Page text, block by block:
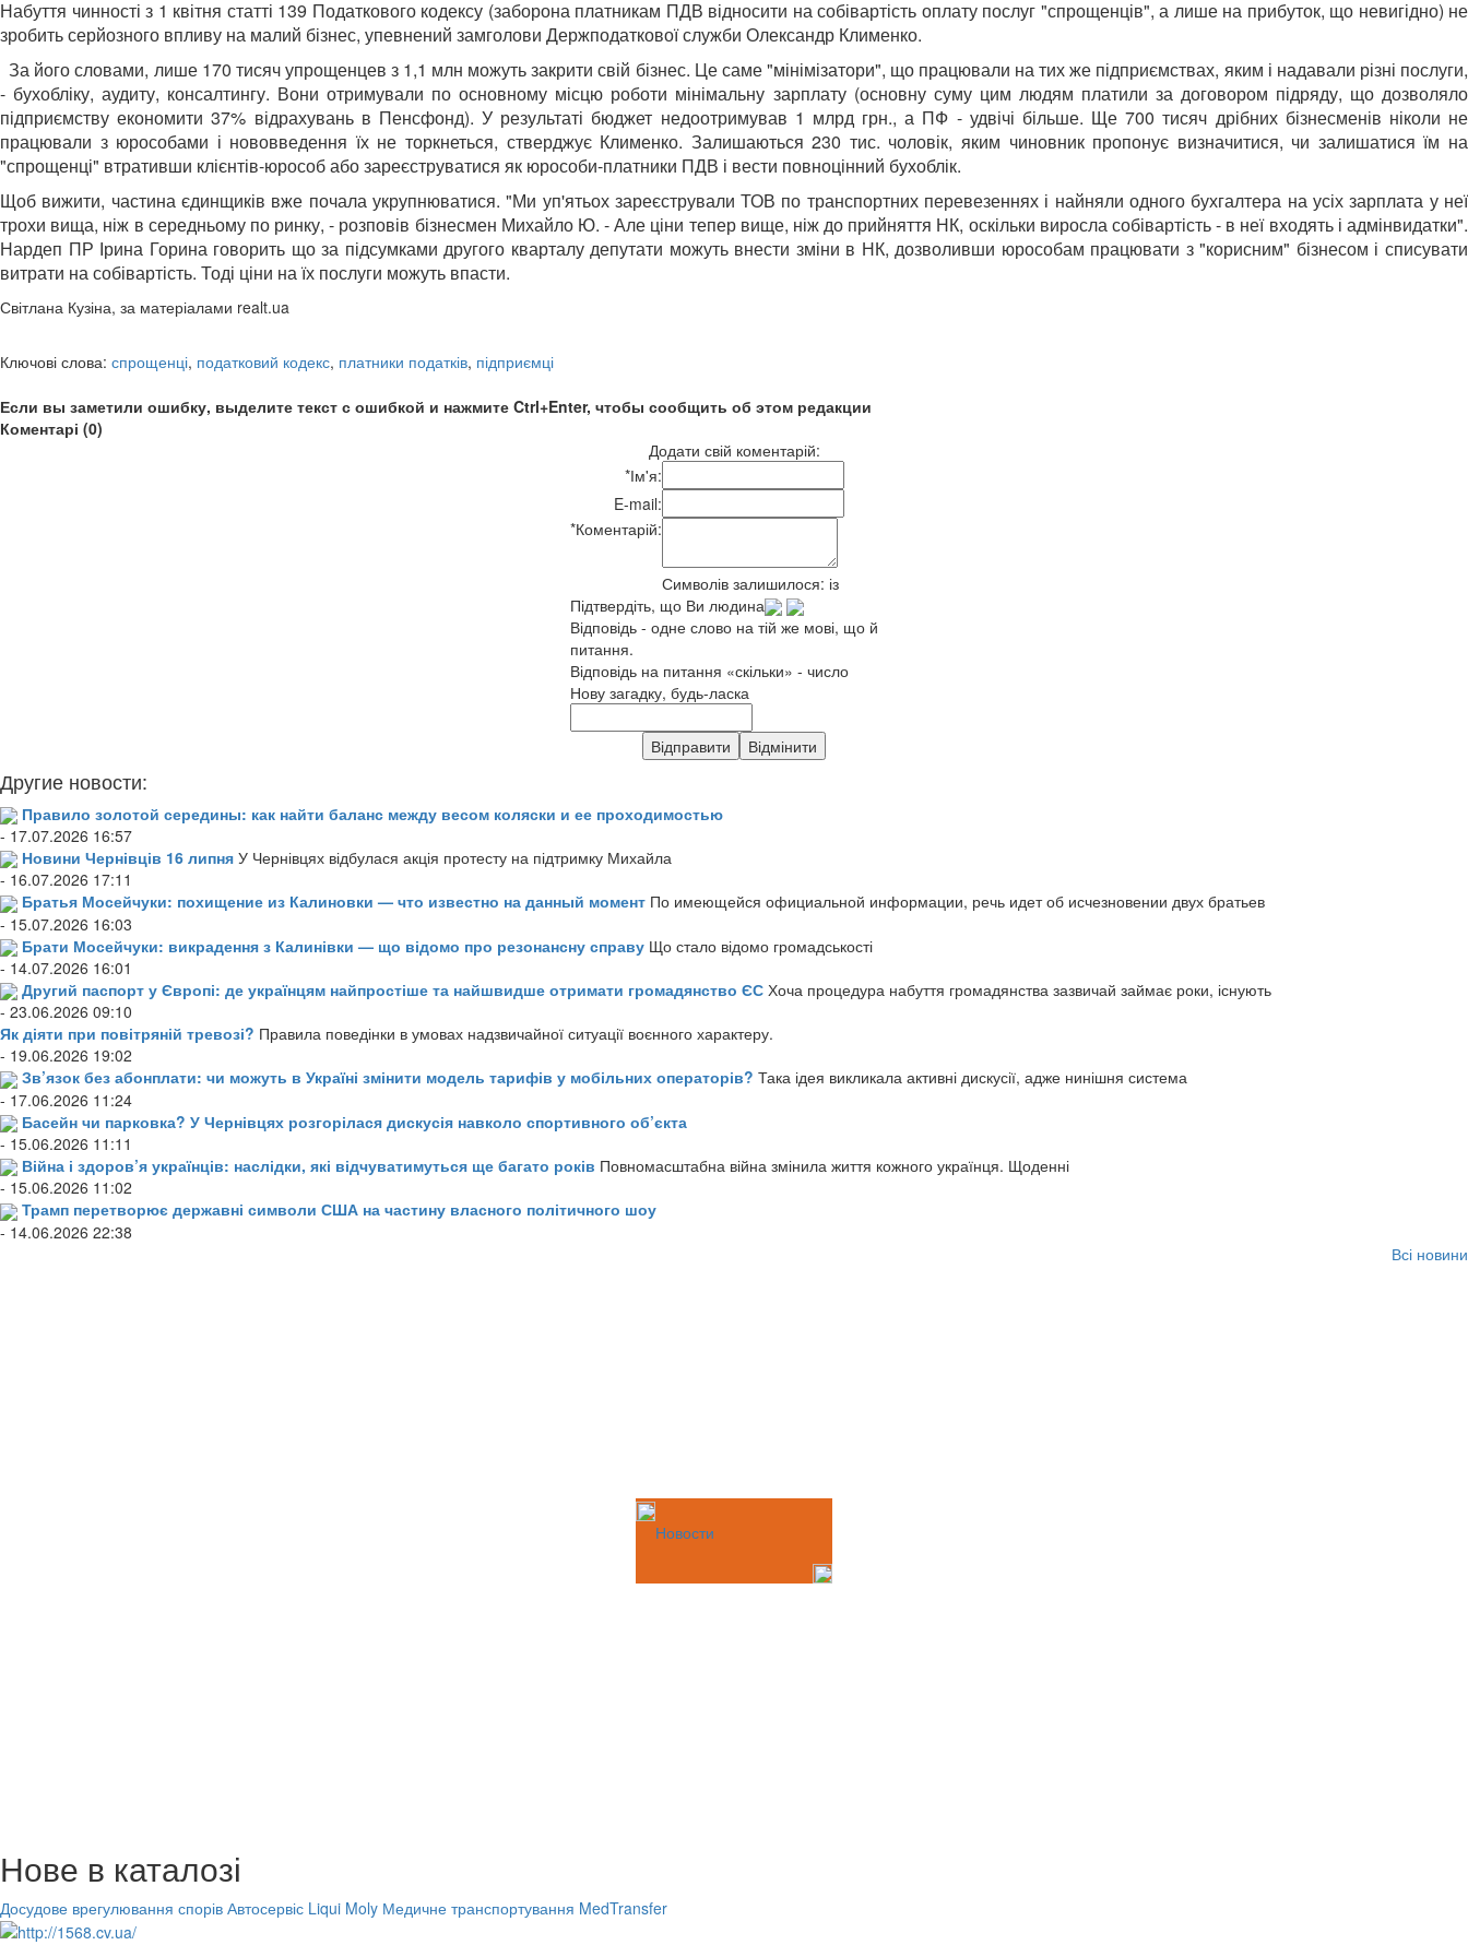
Набуття чинності з 1 квітня статті 139 Податкового кодексу (заборона платникам ПДВ відносити на собівартість оплату послуг "спрощенців", а лише на прибуток, що невигідно) не
зробить серйозного впливу на малий бізнес, упевнений замголови Держподаткової служби Олександр Клименко.
За його словами, лише 170 тисяч упрощенцев з 1,1 млн можуть закрити свій бізнес. Це саме "мінімізатори", що працювали на тих же підприємствах, яким і надавали різні послуги,
- бухобліку, аудиту, консалтингу. Вони отримували по основному місцю роботи мінімальну зарплату (основну суму цим людям платили за договором підряду, що дозволяло
підприємству економити 37% відрахувань в Пенсфонд). У результаті бюджет недоотримував 1 млрд грн., а ПФ - удвічі більше. Ще 700 тисяч дрібних бізнесменів ніколи не
працювали з юрособами і нововведення їх не торкнеться, стверджує Клименко. Залишаються 230 тис. чоловік, яким чиновник пропонує визначитися, чи залишатися їм на
"спрощенці" втративши клієнтів-юрособ або зареєструватися як юрособи-платники ПДВ і вести повноцінний бухоблік.
Щоб вижити, частина єдинщиків вже почала укрупнюватися. "Ми уп'ятьох зареєстрували ТОВ по транспортних перевезеннях і найняли одного бухгалтера на усіх зарплата у неї
трохи вища, ніж в середньому по ринку, - розповів бізнесмен Михайло Ю. - Але ціни тепер вище, ніж до прийняття НК, оскільки виросла собівартість - в неї входять і адмінвидатки".
Нардеп ПР Ірина Горина говорить що за підсумками другого кварталу депутати можуть внести зміни в НК, дозволивши юрособам працювати з "корисним" бізнесом і списувати
витрати на собівартість. Тоді ціни на їх послуги можуть впасти.
Світлана Кузіна, за матеріалами realt.ua
Ключові слова: спрощенці, податковий кодекс, платники податків, підприємці
Если вы заметили ошибку, выделите текст с ошибкой и нажмите Ctrl+Enter, чтобы сообщить об этом редакции
Коментарі (0)
Додати свій коментарій:
*Ім'я:
E-mail:
*Коментарій:
Символів залишилося: із
Підтвердіть, що Ви людина
Відповідь - одне слово на тій же мові, що й
питання.
Відповідь на питання «скільки» - число
Нову загадку, будь-ласка
Другие новости:
Правило золотой середины: как найти баланс между весом коляски и ее проходимостью
- 17.07.2026 16:57
Новини Чернівців 16 липня У Чернівцях відбулася акція протесту на підтримку Михайла
- 16.07.2026 17:11
Братья Мосейчуки: похищение из Калиновки — что известно на данный момент По имеющейся официальной информации, речь идет об исчезновении двух братьев
- 15.07.2026 16:03
Брати Мосейчуки: викрадення з Калинівки — що відомо про резонансну справу Що стало відомо громадськості
- 14.07.2026 16:01
Другий паспорт у Європі: де українцям найпростіше та найшвидше отримати громадянство ЄС Хоча процедура набуття громадянства зазвичай займає роки, існують
- 23.06.2026 09:10
Як діяти при повітряній тревозі? Правила поведінки в умовах надзвичайної ситуації воєнного характеру.
- 19.06.2026 19:02
Зв’язок без абонплати: чи можуть в Україні змінити модель тарифів у мобільних операторів? Така ідея викликала активні дискусії, адже нинішня система
- 17.06.2026 11:24
Басейн чи парковка? У Чернівцях розгорілася дискусія навколо спортивного об’єкта
- 15.06.2026 11:11
Війна і здоров’я українців: наслідки, які відчуватимуться ще багато років Повномасштабна війна змінила життя кожного українця. Щоденні
- 15.06.2026 11:02
Трамп перетворює державні символи США на частину власного політичного шоу
- 14.06.2026 22:38
Всі новини
Новости
Нове в каталозі
Досудове врегулювання спорів Автосервіс Liqui Moly Медичне транспортування MedTransfer